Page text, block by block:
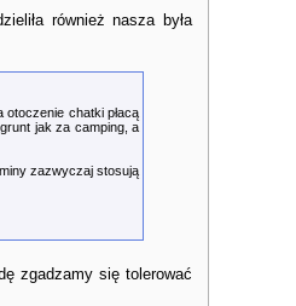
również nasza była
chatki płacą
jak za camping, a
zazwyczaj stosują
zgadzamy się tolerować